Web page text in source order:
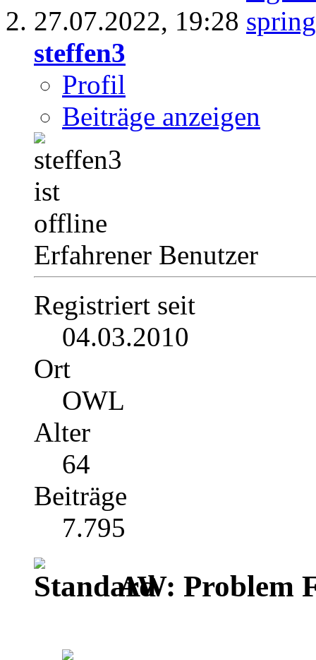
27.07.2022, 19:28
steffen3
Profil
Beiträge anzeigen
Erfahrener Benutzer
Registriert seit
04.03.2010
Ort
OWL
Alter
64
Beiträge
7.795
AW: Problem